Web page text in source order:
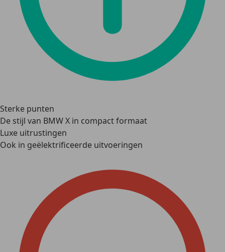
Sterke punten
De stijl van BMW X in compact formaat
Luxe uitrustingen
Ook in geëlektrificeerde uitvoeringen